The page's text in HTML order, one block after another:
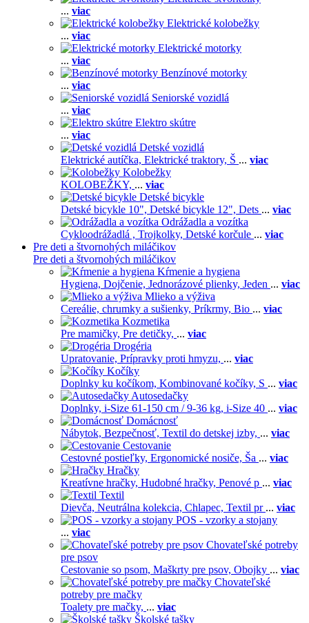
... viac
Elektrické kolobežky
... viac
Elektrické motorky
... viac
Benzínové motorky
... viac
Seniorské vozidlá
... viac
Elektro skútre
... viac
Detské vozidlá
Elektrické autíčka, Elektrické traktory, Š ... viac
Kolobežky
KOLOBEŽKY, ... viac
Detské bicykle
Detské bicykle 10", Detské bicykle 12", Dets ... viac
Odrážadla a vozítka
Cykloodrážadlá , Trojkolky, Detské korčule ... viac
Pre deti a štvornohých miláčikov
Pre deti a štvornohých miláčikov
Kŕmenie a hygiena
Hygiena, Dojčenie, Jednorázové plienky, Jeden ... viac
Mlieko a výživa
Cereálie, chrumky a sušienky, Príkrmy, Bio ... viac
Kozmetika
Pre mamičky, Pre detičky, ... viac
Drogéria
Upratovanie, Prípravky proti hmyzu, ... viac
Kočíky
Doplnky ku kočíkom, Kombinované kočíky, S ... viac
Autosedačky
Doplnky, i-Size 61-150 cm / 9-36 kg, i-Size 40 ... viac
Domácnosť
Nábytok, Bezpečnosť, Textil do detskej izby, ... viac
Cestovanie
Cestovné postieľky, Ergonomické nosiče, Ša ... viac
Hračky
Kreatívne hračky, Hudobné hračky, Penové p ... viac
Textil
Dievča, Neutrálna kolekcia, Chlapec, Textil pr ... viac
POS - vzorky a stojany
... viac
Chovateľské potreby
pre psov
Cestovanie so psom, Maškrty pre psov, Obojky ... viac
Chovateľské
potreby pre mačky
Toalety pre mačky, ... viac
Školské tašky